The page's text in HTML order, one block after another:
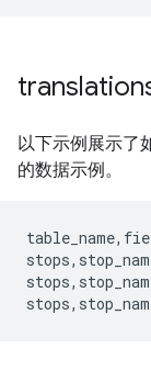
以下示例展示了
的数据示例。